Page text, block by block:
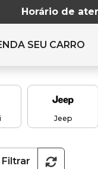
Horário de
SEU CARRO
Jeep
Filtrar